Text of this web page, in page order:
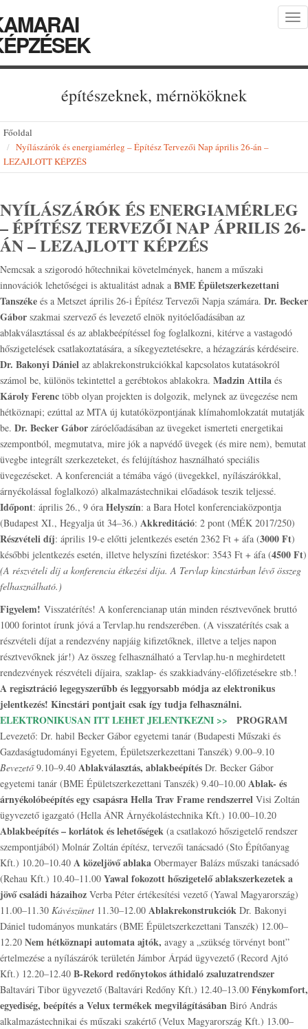
építészeknek, mérnököknek
Főoldal
Nyílászárók és energiamérleg – Építész Tervezői Nap április 26-án –
LEZAJLOTT KÉPZÉS
NYÍLÁSZÁRÓK ÉS ENERGIAMÉRLEG
– ÉPÍTÉSZ TERVEZŐI NAP ÁPRILIS 26-
ÁN – LEZAJLOTT KÉPZÉS
Nemcsak a szigorodó hőtechnikai követelmények, hanem a műszaki
innovációk lehetőségei is aktualitást adnak a BME Épületszerkezettani
Tanszéke és a Metszet április 26-i Építész Tervezői Napja számára. Dr. Becker
Gábor szakmai szervező és levezető elnök nyitóelőadásában az
ablakválasztással és az ablakbeépítéssel fog foglalkozni, kitérve a vastagodó
hőszigetelések csatlakoztatására, a síkegyeztetésekre, a hézagzárás kérdéseire.
Dr. Bakonyi Dániel az ablakrekonstrukciókkal kapcsolatos kutatásokról
számol be, különös tekintettel a gerébtokos ablakokra. Madzin Attila és
Károly Ferenc több olyan projekten is dolgozik, melynek az üvegezése nem
hétköznapi; ezúttal az MTA új kutatóközpontjának klímahomlokzatát mutatják
be. Dr. Becker Gábor záróelőadásában az üvegeket ismerteti energetikai
szempontból, megmutatva, mire jók a napvédő üvegek (és mire nem), bemutat
üvegbe integrált szerkezeteket, és felújításhoz használható speciális
üvegezéseket. A konferenciát a témába vágó (üvegekkel, nyílászárókkal,
árnyékolással foglalkozó) alkalmazástechnikai előadások teszik teljessé.
Időpont: április 26., 9 óra Helyszín: a Bara Hotel konferenciaközpontja
(Budapest XI., Hegyalja út 34–36.) Akkreditáció: 2 pont (MÉK 2017/250)
Részvételi díj: április 19-e előtti jelentkezés esetén 2362 Ft + áfa (3000 Ft)
későbbi jelentkezés esetén, illetve helyszíni fizetéskor: 3543 Ft + áfa (4500 Ft)
(A részvételi díj a konferencia étkezési díja. A Tervlap kincstárban lévő összeg
felhasználható.)
Figyelem! Visszatérítés! A konferencianap után minden résztvevőnek bruttó
1000 forintot írunk jóvá a Tervlap.hu rendszerében. (A visszatérítés csak a
részvételi díjat a rendezvény napjáig kifizetőknek, illetve a teljes napon
résztvevőknek jár!) Az összeg felhasználható a Tervlap.hu-n meghirdetett
rendezvények részvételi díjaira, szaklap- és szakkiadvány-előfizetésekre stb.!
A regisztráció legegyszerűbb és leggyorsabb módja az elektronikus
jelentkezés! Kincstári pontjait csak így tudja felhasználni.
ELEKTRONIKUSAN ITT LEHET JELENTKEZNI >>
PROGRAM
Levezető: Dr. habil Becker Gábor egyetemi tanár (Budapesti Műszaki és
Gazdaságtudományi Egyetem, Épületszerkezettani Tanszék) 9.00–9.10
Bevezető9.10–9.40 Ablakválasztás, ablakbeépítés Dr. Becker Gábor
egyetemi tanár (BME Épületszerkezettani Tanszék) 9.40–10.00 Ablak- és
árnyékolóbeépítés egy csapásra Hella Trav Frame rendszerrel Visi Zoltán
ügyvezető igazgató (Hella ÁNR Árnyékolástechnika Kft.) 10.00–10.20
Ablakbeépítés – korlátok és lehetőségek (a csatlakozó hőszigetelő rendszer
szempontjából) Molnár Zoltán építész, tervezői tanácsadó (Sto Építőanyag
Kft.) 10.20–10.40 A közeljövő ablaka Obermayer Balázs műszaki tanácsadó
(Rehau Kft.) 10.40–11.00 Yawal fokozott hőszigetelő ablakszerkezetek a
jövő családi házaihoz Verba Péter értékesítési vezető (Yawal Magyarország)
11.00–11.30 Kávészünet 11.30–12.00 Ablakrekonstrukciók Dr. Bakonyi
Dániel tudományos munkatárs (BME Épületszerkezettani Tanszék) 12.00–
12.20 Nem hétköznapi automata ajtók, avagy a „szükség törvényt bont”
értelmezése a nyílászárók területén Jámbor Árpád ügyvezető (Record Ajtó
Kft.) 12.20–12.40 B-Rekord redőnytokos áthidaló zsaluzatrendszer
Baltavári Tibor ügyvezető (Baltavári Redőny Kft.) 12.40–13.00 Fénykomfort,
egyediség, beépítés a Velux termékek megvilágításában Biró András
alkalmazástechnikai és műszaki szakértő (Velux Magyarország Kft.) 13.00–